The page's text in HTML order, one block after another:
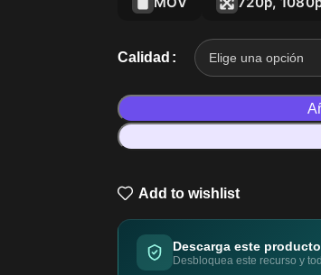
Calidad
Add to wishlist
Descarga este
Desbloquea este recurso y